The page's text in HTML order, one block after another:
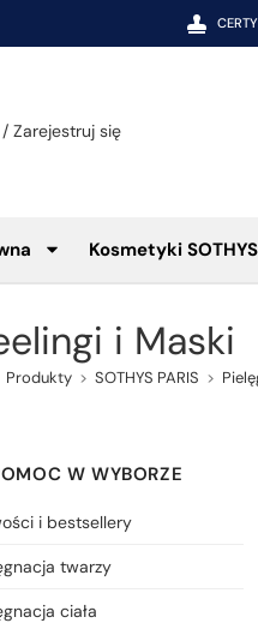
Zarejestruj się
Kosmetyki SOTHYS
i Maski
Produkty > SOTHYS PARIS >
W WYBORZE
i bestsellery
twarzy
ciała